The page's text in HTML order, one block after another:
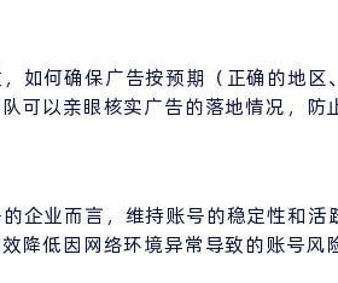
如何确保广告按预期（正确的地
可以亲眼核实广告的落地情况，防
企业而言，维持账号的稳定性和
降低因网络环境异常导致的账号风